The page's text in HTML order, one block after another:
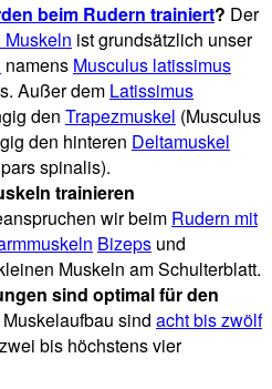
beim Rudern trainiert? Der
Muskeln ist grundsätzlich unser
namens Musculus latissimus
Außer dem Latissimus
den Trapezmuskel (Musculus
den hinteren Deltamuskel
spinalis).
trainieren
wir beim Rudern mit
Bizeps und
Muskeln am Schulterblatt.
sind optimal für den
sind acht bis zwölf
bis höchstens vier